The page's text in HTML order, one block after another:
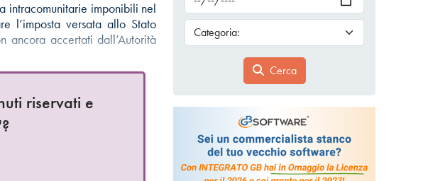
intracomunitarie imponibili nel
l’imposta versata allo Stato
ancora accertati dall’Autorità
riservati e
Cerca